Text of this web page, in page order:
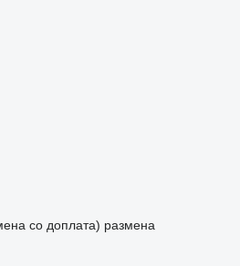
со доплата) размена